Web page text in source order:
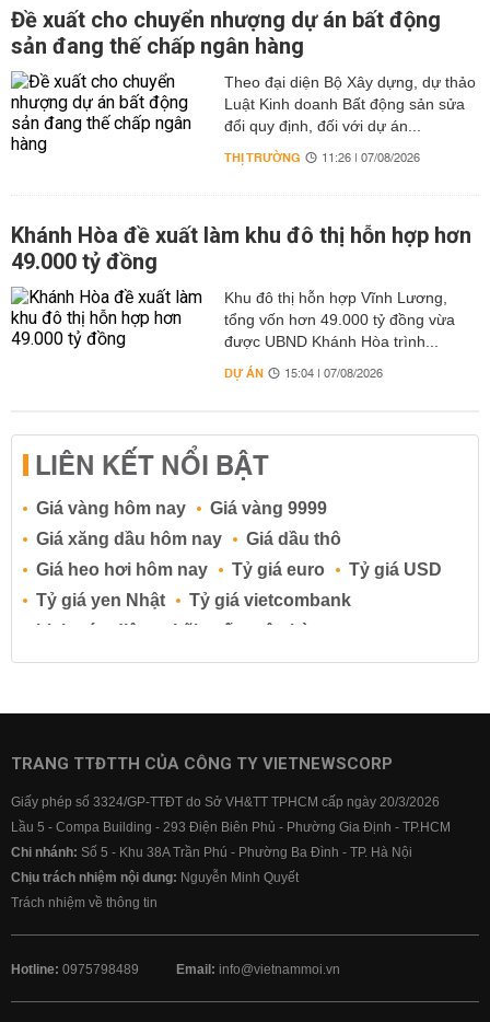
Đề xuất cho chuyển nhượng dự án bất động
sản đang thế chấp ngân hàng
Theo đại diện Bộ Xây dựng, dự thảo
Luật Kinh doanh Bất động sản sửa
đổi quy định, đối với dự án...
THỊ TRƯỜNG 11:26 | 07/08/2026
Khánh Hòa đề xuất làm khu đô thị hỗn hợp hơn
49.000 tỷ đồng
Khu đô thị hỗn hợp Vĩnh Lương,
tổng vốn hơn 49.000 tỷ đồng vừa
được UBND Khánh Hòa trình...
DỰ ÁN 15:04 | 07/08/2026
LIÊN KẾT NỔI BẬT
Giá vàng hôm nay
Giá vàng 9999
Giá xăng dầu hôm nay
Giá dầu thô
Giá heo hơi hôm nay
Tỷ giá euro
Tỷ giá USD
Tỷ giá yen Nhật
Tỷ giá vietcombank
Lịch cúp điện
Lãi suất ngân hàng
Lãi suất tiết kiệm
Lãi suất tiền gửi
Lãi suất ngân hàng BIDV
Lãi suất ngân hàng Vietcombank
TRANG TTĐTTH CỦA CÔNG TY VIETNEWSCORP
Giấy phép số 3324/GP-TTĐT do Sở VH&TT TPHCM cấp ngày 20/3/2026
Lầu 5 - Compa Building - 293 Điện Biên Phủ - Phường Gia Định - TP.HCM
Chi nhánh: Số 5 - Khu 38A Trần Phú - Phường Ba Đình - TP. Hà Nội
Chịu trách nhiệm nội dung: Nguyễn Minh Quyết
Trách nhiệm về thông tin
Hotline: 0975798489 Email: info@vietnammoi.vn